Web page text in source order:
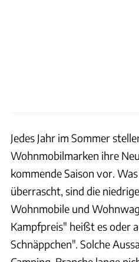
Jedes Jahr im Sommer
Wohnmobilmarken ihre
kommende Saison vor.
überrascht, sind die
Wohnmobile und
Kampfpreis" heißt es oder
Schnäppchen". Solche